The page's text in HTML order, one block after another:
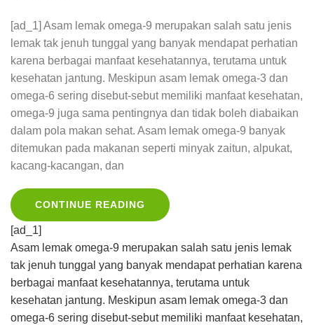
[ad_1] Asam lemak omega-9 merupakan salah satu jenis
lemak tak jenuh tunggal yang banyak mendapat perhatian
karena berbagai manfaat kesehatannya, terutama untuk
kesehatan jantung. Meskipun asam lemak omega-3 dan
omega-6 sering disebut-sebut memiliki manfaat kesehatan,
omega-9 juga sama pentingnya dan tidak boleh diabaikan
dalam pola makan sehat. Asam lemak omega-9 banyak
ditemukan pada makanan seperti minyak zaitun, alpukat,
kacang-kacangan, dan
CONTINUE READING
[ad_1]
Asam lemak omega-9 merupakan salah satu jenis lemak
tak jenuh tunggal yang banyak mendapat perhatian karena
berbagai manfaat kesehatannya, terutama untuk
kesehatan jantung. Meskipun asam lemak omega-3 dan
omega-6 sering disebut-sebut memiliki manfaat kesehatan,